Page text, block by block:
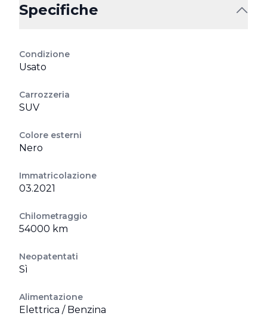
Specifiche
Condizione
Usato
Carrozzeria
SUV
Colore esterni
Nero
Immatricolazione
03.2021
Chilometraggio
54000 km
Neopatentati
Sì
Alimentazione
Elettrica / Benzina